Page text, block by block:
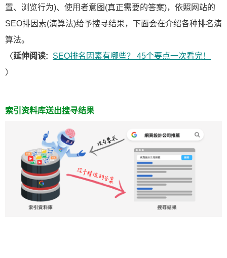
置、浏览行为)、使用者意图(真正需要的答案)，依照网站的
SEO排因素(演算法)给予搜寻结果，下面会在介绍各种排名演
算法。
〈延伸阅读:
SEO排名因素有哪些？ 45个要点一次看完！
〉
索引资料库送出搜寻结果